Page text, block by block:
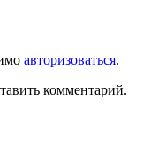
авторизоваться.
комментарий.